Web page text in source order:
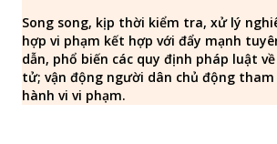
Song song, kịp thời kiểm tra, xử lý
hợp vi phạm kết hợp với đẩy mạnh
dẫn, phổ biến các quy định pháp luật
tử; vận động người dân chủ động
hành vi vi phạm.